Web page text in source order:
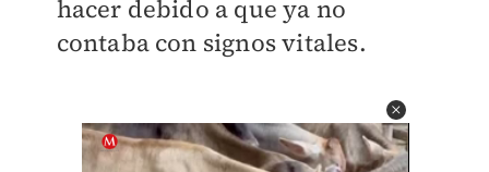
hacer debido a que ya no
contaba con signos vitales.